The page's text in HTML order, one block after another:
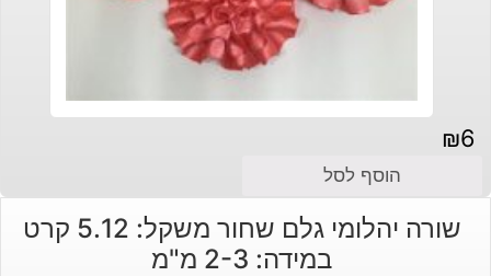
₪6
הוסף לסל
שורה יהלומי גלם שחור משקל: 5.12 קרט
במידה: 2-3 מ"מ